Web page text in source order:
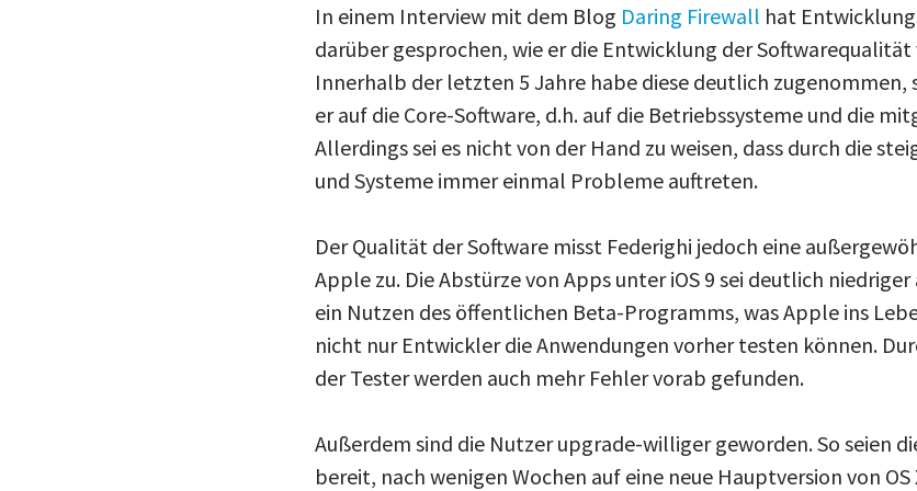
In einem Interview mit dem Blog Daring Firewall hat
darüber gesprochen, wie er die Entwicklung der
Innerhalb der letzten 5 Jahre habe diese deutlich zugenommen,
er auf die Core-Software, d.h. auf die Betriebssysteme und die
Allerdings sei es nicht von der Hand zu weisen, dass durch die
und Systeme immer einmal Probleme auftreten.
Der Qualität der Software misst Federighi jedoch eine
Apple zu. Die Abstürze von Apps unter iOS 9 sei deutlich niedriger
ein Nutzen des öffentlichen Beta-Programms, was Apple ins
nicht nur Entwickler die Anwendungen vorher testen können.
der Tester werden auch mehr Fehler vorab gefunden.
Außerdem sind die Nutzer upgrade-williger geworden. So seien
bereit, nach wenigen Wochen auf eine neue Hauptversion von OS